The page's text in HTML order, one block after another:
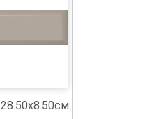
28.50x8.50см